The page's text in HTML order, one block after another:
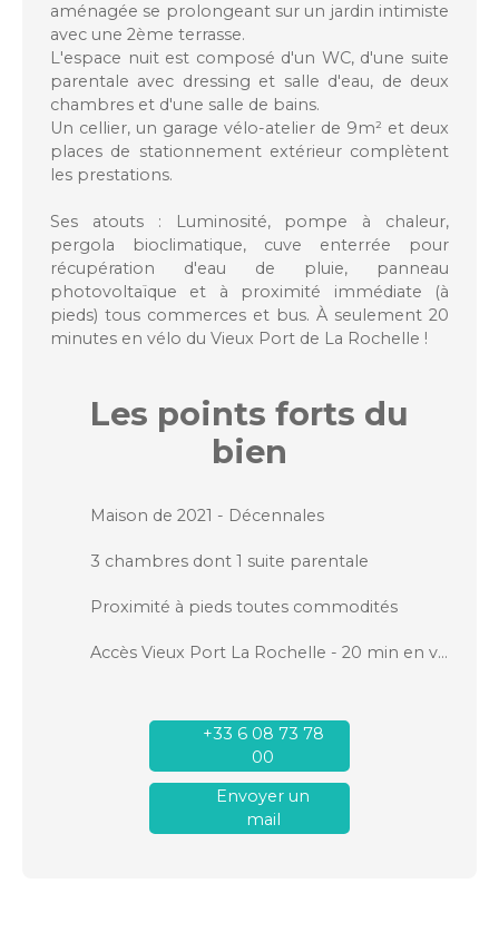
aménagée se prolongeant sur un jardin intimiste
avec une 2ème terrasse.
L'espace nuit est composé d'un WC, d'une suite
parentale avec dressing et salle d'eau, de deux
chambres et d'une salle de bains.
Un cellier, un garage vélo-atelier de 9m² et deux
places de stationnement extérieur complètent
les prestations.
Ses atouts : Luminosité, pompe à chaleur,
pergola bioclimatique, cuve enterrée pour
récupération d'eau de pluie, panneau
photovoltaïque et à proximité immédiate (à
pieds) tous commerces et bus. À seulement 20
minutes en vélo du Vieux Port de La Rochelle !
Les points forts du
bien
Maison de 2021 - Décennales
3 chambres dont 1 suite parentale
Proximité à pieds toutes commodités
Accès Vieux Port La Rochelle - 20 min en vélos
+33 6 08 73 78
00
Envoyer un
mail